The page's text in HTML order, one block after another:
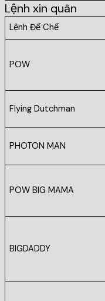
Lệnh xin quân
Lệnh Đế Chế
POW
Flying Dutchman
PHOTON MAN
POW BIG MAMA
BIGDADDY